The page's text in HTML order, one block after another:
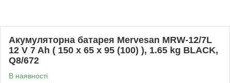
Акумуляторна батарея Mervesan MRW-12/7L
12 V 7 Ah ( 150 x 65 x 95 (100) ), 1.65 kg BLACK,
Q8/672
В наявності